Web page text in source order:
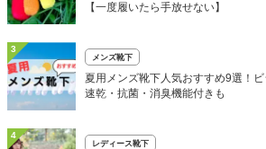
【一度履いたら手放せない】
3
メンズ靴下
夏用メンズ靴下人気おすすめ9選！
速乾・抗菌・消臭機能付きも
4
レディース靴下